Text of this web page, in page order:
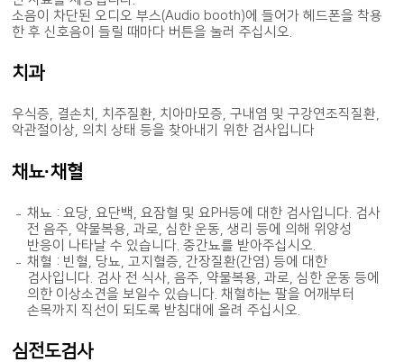
소음이 차단된 오디오 부스(Audio booth)에 들어가 헤드폰을 착용
한 후 신호음이 들릴 때마다 버튼을 눌러 주십시오.
치과
우식증, 결손치, 치주질환, 치아마모증, 구내염 및 구강연조직질환,
악관절이상, 의치 상태 등을 찾아내기 위한 검사입니다
채뇨·채혈
채뇨 : 요당, 요단백, 요잠혈 및 요PH등에 대한 검사입니다. 검사
전 음주, 약물복용, 과로, 심한 운동, 생리 등에 의해 위양성
반응이 나타날 수 있습니다. 중간뇨를 받아주십시오.
채혈 : 빈혈, 당뇨, 고지혈증, 간장질환(간염) 등에 대한
검사입니다. 검사 전 식사, 음주, 약물복용, 과로, 심한 운동 등에
의한 이상소견을 보일수 있습니다. 채혈하는 팔을 어깨부터
손목까지 직선이 되도록 받침대에 올려 주십시오.
심전도검사